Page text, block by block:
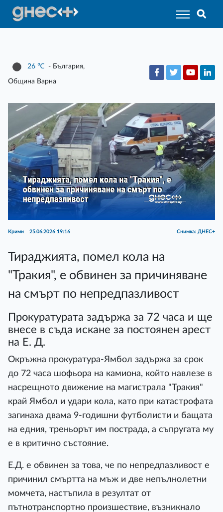
26 ℃ - България,
Община Варна
Крими 25.06.2026 19:16 Снимка: ДНЕС+
Тираджията, помел кола на
"Тракия", е обвинен за причиняване
на смърт по непредпазливост
Прокуратурата задържа за 72 часа и ще
внесе в съда искане за постоянен арест
на Е. Д.
Окръжна прокуратура-Ямбол задържа за срок
до 72 часа шофьора на камиона, който навлезе в
насрещното движение на магистрала "Тракия"
край Ямбол и удари кола, като при катастрофата
загинаха двама 9-годишни футболисти и бащата
на едния, треньорът им пострада, а съпругата му
е в критично състояние.
Е.Д. е обвинен за това, че по непредпазливост е
причинил смъртта на мъж и две непълнолетни
момчета, настъпила в резултат от
пътнотранспортно произшествие, възникнало